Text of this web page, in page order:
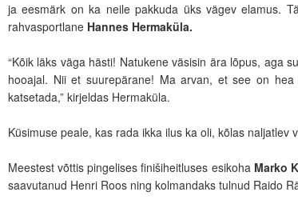
ja eesmärk on ka neile pakkuda üks vägev elamus.
rahvasportlane Hannes Hermaküla.
“Kõik läks väga hästi! Natukene väsisin ära lõpus, aga
hooajal. Nii et suurepärane! Ma arvan, et see on
katsetada,” kirjeldas Hermaküla.
Küsimuse peale, kas rada ikka ilus ka oli, kõlas naljatlev
Meestest võttis pingelises finišiheitluses esikoha Marko
saavutanud Henri Roos ning kolmandaks tulnud Raido